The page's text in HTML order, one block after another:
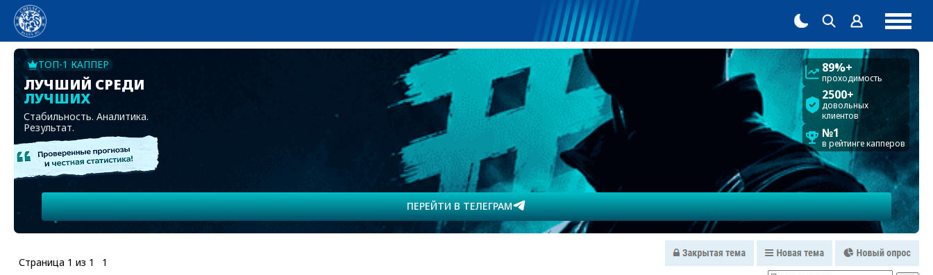
ТОП-1 КАППЕР
ЛУЧШИЙ СРЕДИ
ЛУЧШИХ
Стабильность. Аналитика.
Результат.
89%+
проходимость
2500+
довольных
клиентов
№1
в рейтинге капперов
ПЕРЕЙТИ В ТЕЛЕГРАМ
Страница 1 из 1
1